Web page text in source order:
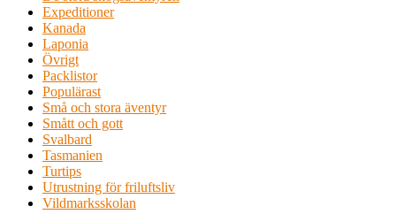
Expeditioner
Kanada
Laponia
Övrigt
Packlistor
Populärast
Små och stora äventyr
Smått och gott
Svalbard
Tasmanien
Turtips
Utrustning för friluftsliv
Vildmarksskolan